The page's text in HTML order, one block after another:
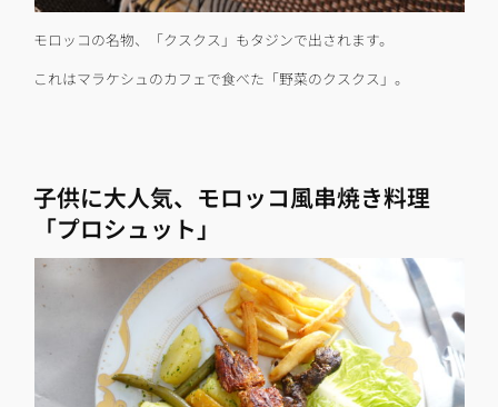
モロッコの名物、「クスクス」もタジンで出されます。
これはマラケシュのカフェで食べた「野菜のクスクス」。
子供に大人気、モロッコ風串焼き料理
「プロシュット」